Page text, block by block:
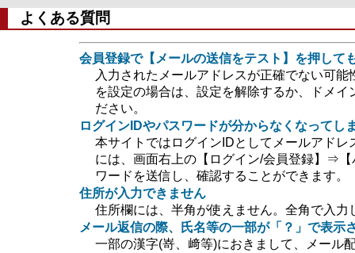
よくある質問
会員登録で【メールの送信をテスト】を押して
入力されたメールアドレスが正確でない可
を設定の場合は、設定を解除するか、ドメ
ださい。
ログインIDやパスワードが分からなくなってし
本サイトではログインIDとしてメールアド
には、画面右上の【ログイン/会員登録】⇒
ワードを送信し、確認することができます。
住所が入力できません
住所欄には、半角が使えません。全角で入力
メール返信の際、氏名等の一部が「？」で表示
一部の漢字(嵜、﨑等)におきまして、メール